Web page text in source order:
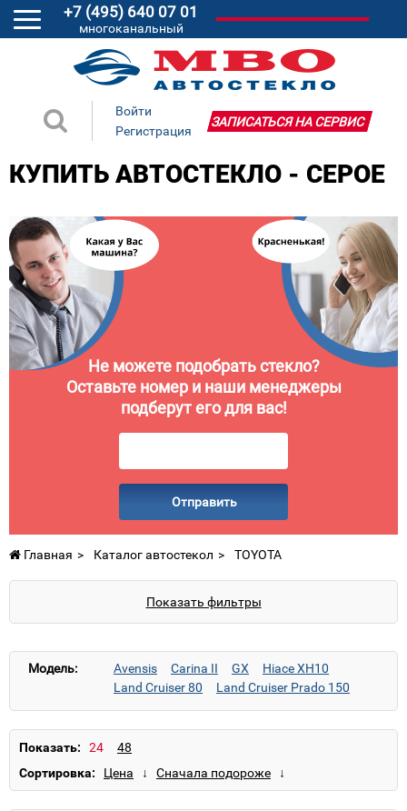
+7 (495) 640 07 01
многоканальный
Войти
Регистрация
ЗАПИСАТЬСЯ НА СЕРВИС
КУПИТЬ АВТОСТЕКЛО - СЕРОЕ
Не можете подобрать стекло?
Оставьте номер и наши менеджеры
подберут его для вас!
Отправить
Главная Каталог автостекол TOYOTA
Показать фильтры
Модель: Avensis Carina II GX
Hiace XH10
Land Cruiser 80
Land Cruiser Prado 150
Показать:
Сортировка: